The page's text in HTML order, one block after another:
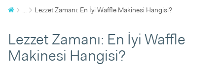
... Lezzet Zamanı: En İyi Waffle Makinesi Hangisi?
Lezzet Zamanı: En İyi Waffle
Makinesi Hangisi?